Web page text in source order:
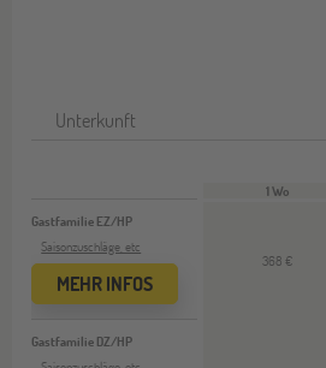
Unterkunft
Gastfamilie EZ/HP
Saisonzuschläge, etc
MEHR INFOS
Gastfamilie DZ/HP
1 Wo
368 €